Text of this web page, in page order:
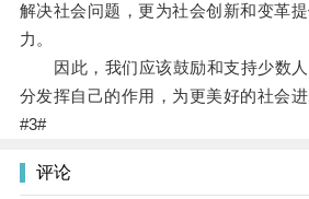
解决社会问题，更为社会创新和变革
力。
因此，我们应该鼓励和支持少数人
分发挥自己的作用，为更美好的社会进
#3#
评论